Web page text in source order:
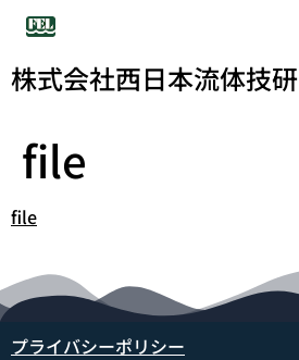
株式会社西日本流体技研
file
file
プライバシーポリシー